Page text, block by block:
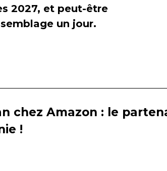
2027, et peut-être
un jour.
chez Amazon : le
!